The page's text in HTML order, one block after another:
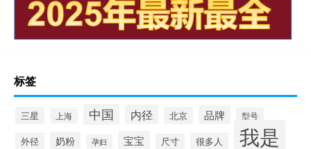
标签
三星 上海 中国 内径 北京 品牌 型号
外径 奶粉 孕妇 宝宝 尺寸 很多人 我是